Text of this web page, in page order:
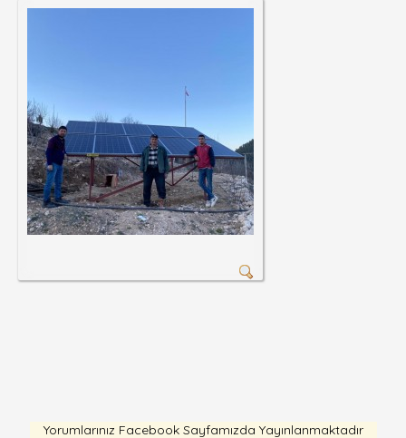
Yorumlarınız Facebook Sayfamızda Yayınlanmaktadır